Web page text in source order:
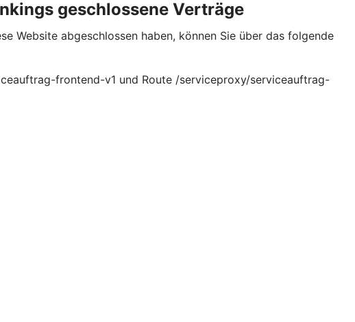
geschlossene Verträge
Website abgeschlossen haben, können Sie über das folgende
frontend-v1 und Route /serviceproxy/serviceauftrag-